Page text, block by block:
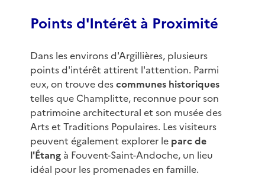
Points d'Intérêt à Proximité
Dans les environs d'Argillières, plusieurs
points d'intérêt attirent l'attention. Parmi
eux, on trouve descommunes historiques
telles que Champlitte, reconnue pour son
patrimoine architectural et son musée des
Arts et Traditions Populaires. Les visiteurs
peuvent également explorer le parc de
l'Étangà Fouvent-Saint-Andoche, un lieu
idéal pour les promenades en famille.